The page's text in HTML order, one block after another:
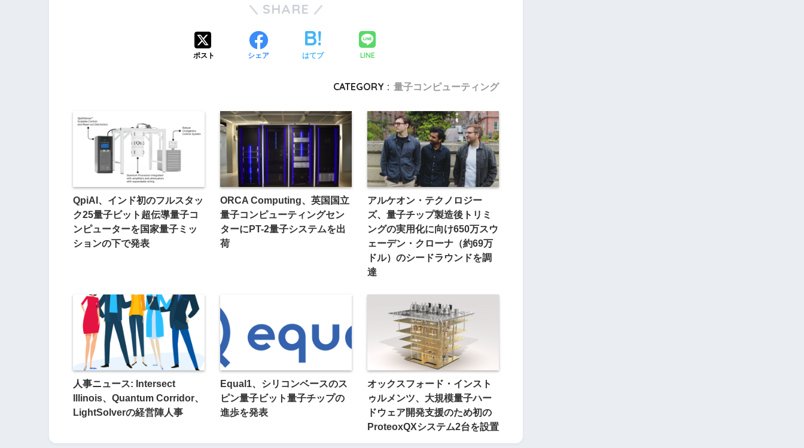
SHARE
ポスト シェア はてブ LINE
CATEGORY : 量子コンピューティング
QpiAI、インド初のフルスタッ
ク25量子ビット超伝導量子コ
ンピューターを国家量子ミッ
ションの下で発表
ORCA Computing、英国国立
量子コンピューティングセン
ターにPT-2量子システムを出
荷
アルケオン・テクノロジー
ズ、量子チップ製造後トリミ
ングの実用化に向け650万スウ
ェーデン・クローナ（約69万
ドル）のシードラウンドを調
達
人事ニュース: Intersect
Illinois、Quantum Corridor、
LightSolverの経営陣人事
Equal1、シリコンベースのス
ピン量子ビット量子チップの
進歩を発表
オックスフォード・インスト
ゥルメンツ、大規模量子ハー
ドウェア開発支援のため初の
ProteoxQXシステム2台を設置